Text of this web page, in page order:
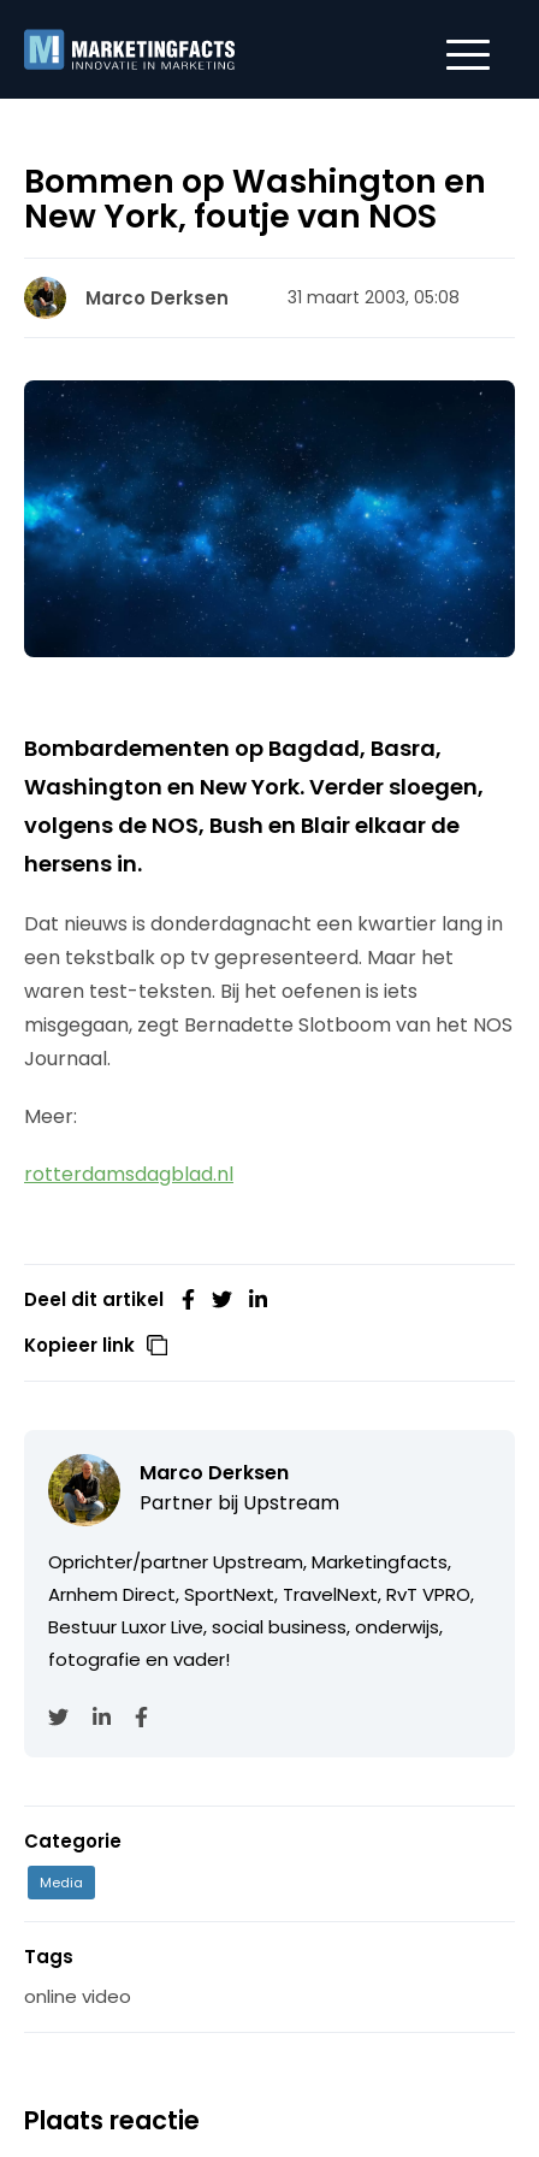
Bommen op Washington en
New York, foutje van NOS
Marco Derksen 31 maart 2003, 05:08
Bombardementen op Bagdad, Basra,
Washington en New York. Verder sloegen,
volgens de NOS, Bush en Blair elkaar de
hersens in.
Dat nieuws is donderdagnacht een kwartier lang in
een tekstbalk op tv gepresenteerd. Maar het
waren test-teksten. Bij het oefenen is iets
misgegaan, zegt Bernadette Slotboom van het NOS
Journaal.
Meer:
rotterdamsdagblad.nl
Deel dit artikel
Kopieer link
Marco Derksen
Partner bij Upstream
Oprichter/partner Upstream, Marketingfacts,
Arnhem Direct, SportNext, TravelNext, RvT VPRO,
Bestuur Luxor Live, social business, onderwijs,
fotografie en vader!
Categorie
Media
Tags
online video
Plaats reactie